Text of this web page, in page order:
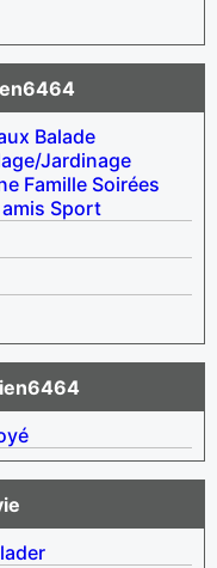
Balade
Jardinage
Famille Soirées
Sport